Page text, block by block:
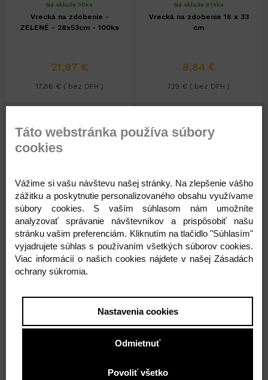
Na sklade 30ks
Vrecká na zdobenie -
ZELENÉ - 28x53cm - 100ks
21,97 €
17,86 € ( bez DPH )
Na sklade 614ks
Vrecká na zdobenie 16 x 33
cm
8,84 €
7,19 € ( bez DPH )
Na sklade 812ks
Vrecká na zdobenie 23 x
45cm
11,81 €
9,60 € ( bez DPH )
Na sklade 584ks
Vrecká na zdobenie 27 x
53cm
14,60 €
11,87 € ( bez DPH )
14,60 €
Táto webstránka používa súbory
cookies
Vážime si vašu návštevu našej stránky. Na zlepšenie vášho
zážitku a poskytnutie personalizovaného obsahu využívame
súbory cookies. S vaším súhlasom nám umožníte
analyzovať správanie návštevníkov a prispôsobiť našu
stránku vašim preferenciám. Kliknutím na tlačidlo "Súhlasím"
vyjadrujete súhlas s používaním všetkých súborov cookies.
Viac informácií o našich cookies nájdete v našej Zásadách
ochrany súkromia.
Nastavenia cookies
Odmietnuť
Povoliť všetko